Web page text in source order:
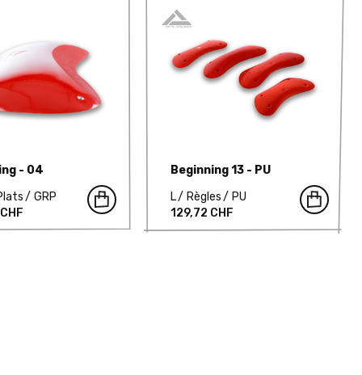
- 04
GRP
Beginning 13 - PU
L
Règles
PU
129,72 CHF